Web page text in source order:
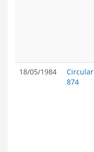
18/05/1984
Circular
874